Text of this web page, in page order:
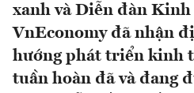
xanh và Diễn đàn
VnEconomy đã nhận
hướng phát triển kinh
tuần hoàn đã và đang